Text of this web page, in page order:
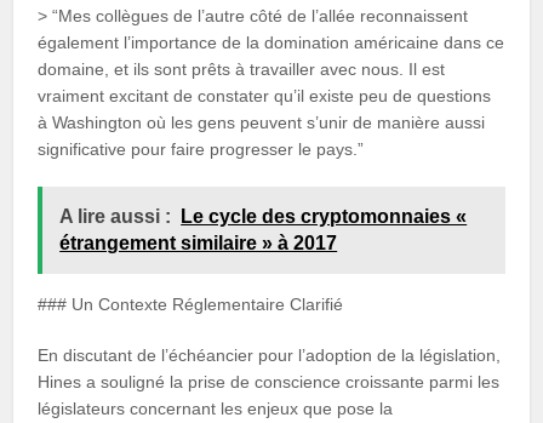
> “Mes collègues de l’autre côté de l’allée reconnaissent
également l’importance de la domination américaine dans ce
domaine, et ils sont prêts à travailler avec nous. Il est
vraiment excitant de constater qu’il existe peu de questions
à Washington où les gens peuvent s’unir de manière aussi
significative pour faire progresser le pays.”
A lire aussi :
Le cycle des cryptomonnaies «
étrangement similaire » à 2017
### Un Contexte Réglementaire Clarifié
En discutant de l’échéancier pour l’adoption de la législation,
Hines a souligné la prise de conscience croissante parmi les
législateurs concernant les enjeux que pose la